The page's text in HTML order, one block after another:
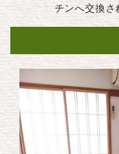
チンへ交換さ